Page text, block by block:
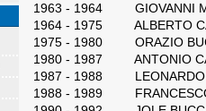
1963 - 1964 GIOVANNI
1964 - 1975 ALBERTO
1975 - 1980 ORAZIO
1980 - 1987 ANTONIO
1987 - 1988 LEONARDO
1988 - 1989